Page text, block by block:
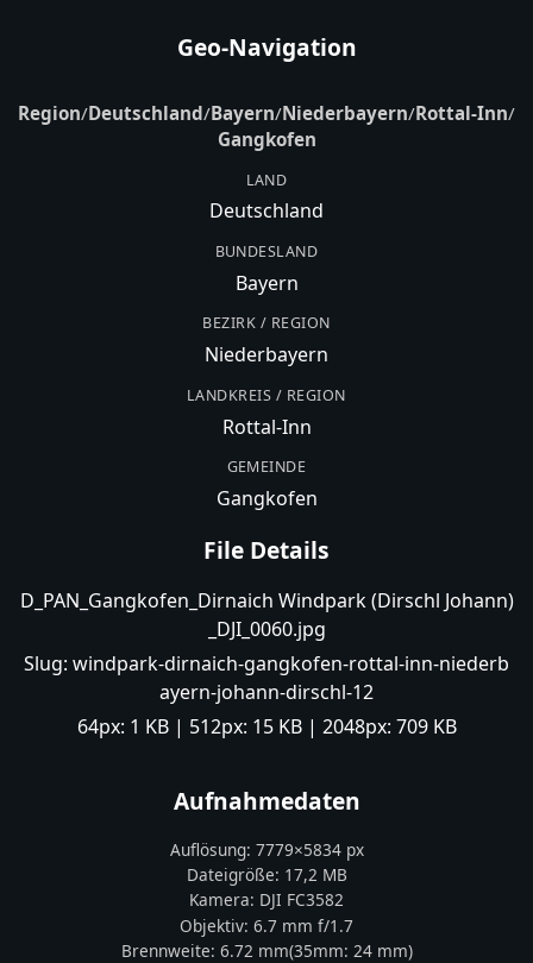
Geo-Navigation
Region/Deutschland/Bayern/Niederbayern/Rottal-Inn/
Gangkofen
LAND
Deutschland
BUNDESLAND
Bayern
BEZIRK / REGION
Niederbayern
LANDKREIS / REGION
Rottal-Inn
GEMEINDE
Gangkofen
File Details
D_PAN_Gangkofen_Dirnaich Windpark (Dirschl Johann)
_DJI_0060.jpg
Slug: windpark-dirnaich-gangkofen-rottal-inn-niederb
ayern-johann-dirschl-12
64px: 1 KB| 512px: 15 KB| 2048px: 709 KB
Aufnahmedaten
Auflösung: 7779×5834px
Dateigröße: 17,2 MB
Kamera: DJI FC3582
Objektiv: 6.7 mm f/1.7
Brennweite: 6.72 mm(35mm: 24mm)